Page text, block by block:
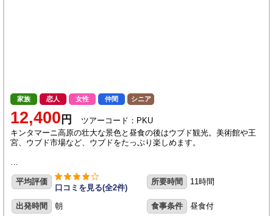
家族 恋人 女性 仲間 シニア
12,400 円
ツアーコード：PKU
キンタマーニ高原の壮大な景色と昼食の後はウブド観光。美術館や王
宮、ウブド市場など、ウブドをたっぷり楽しめます。
平均評価
口コミを見る(全2件)
所要時間 11時間
出発時間 朝 食事条件 昼食付